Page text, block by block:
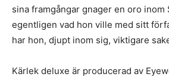
sina framgångar gnager en oro inom
egentligen vad hon ville med sitt
har hon, djupt inom sig, viktigare
Kärlek deluxe är producerad av